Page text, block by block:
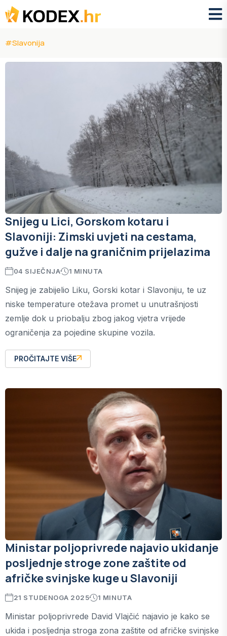
#Slavonija
Snijeg u Lici, Gorskom kotaru i
Slavoniji: Zimski uvjeti na cestama,
gužve i dalje na graničnim prijelazima
04 SIJEČNJA 1 MINUTA
Snijeg je zabijelio Liku, Gorski kotar i Slavoniju, te uz
niske temperature otežava promet u unutrašnjosti
zemlje dok u priobalju zbog jakog vjetra vrijede
ograničenja za pojedine skupine vozila.
PROČITAJTE VIŠE
Ministar poljoprivrede najavio ukidanje
posljednje stroge zone zaštite od
afričke svinjske kuge u Slavoniji
21 STUDENOGA 2025 1 MINUTA
Ministar poljoprivrede David Vlajčić najavio je kako se
ukida i posljednja stroga zona zaštite od afričke svinjske